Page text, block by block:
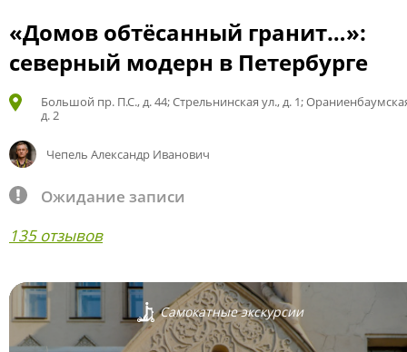
«Домов обтёсанный гранит…»:
северный модерн в Петербурге
Большой пр. П.С., д. 44; Стрельнинская ул., д. 1;
д. 2
Чепель Александр Иванович
Ожидание записи
135 отзывов
Самокатные экскурсии